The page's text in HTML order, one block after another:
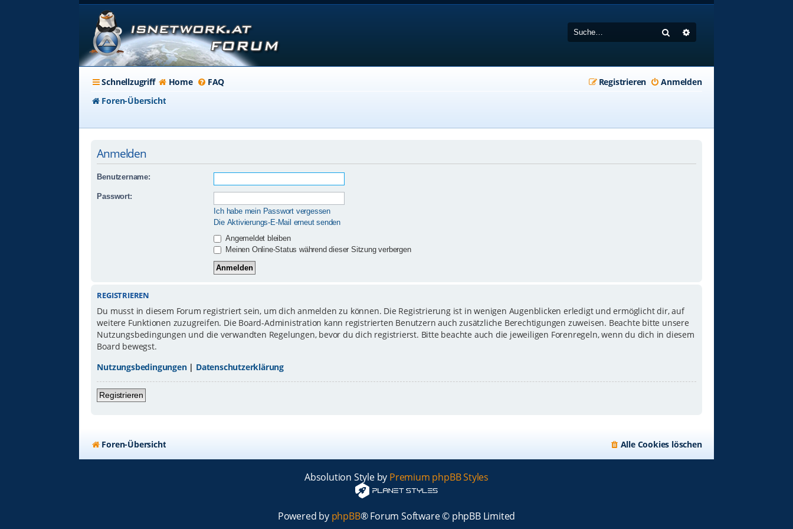
Suche
Schnellzugriff Home FAQ Anmelden
Registrieren
Foren-Übersicht
Anmelden
Benutzername:
Passwort:
Ich habe mein Passwort vergessen
Die Aktivierungs-E-Mail erneut senden
Angemeldet bleiben
Meinen Online-Status während dieser Sitzung verbergen
REGISTRIEREN
Du musst in diesem Forum registriert sein, um dich anmelden zu können. Die Registrierung ist in wenigen Augenblicken erledigt und ermöglicht dir, auf
weitere Funktionen zuzugreifen. Die Board-Administration kann registrierten Benutzern auch zusätzliche Berechtigungen zuweisen. Beachte bitte unsere
Nutzungsbedingungen und die verwandten Regelungen, bevor du dich registrierst. Bitte beachte auch die jeweiligen Forenregeln, wenn du dich in diesem
Board bewegst.
Nutzungsbedingungen| Datenschutzerklärung
Registrieren
Foren-Übersicht Alle Cookies löschen
Absolution Style by Premium phpBB Styles
Powered by phpBB® Forum Software © phpBB Limited